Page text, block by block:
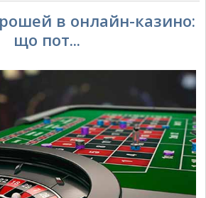
в онлайн-казино:
що пот...